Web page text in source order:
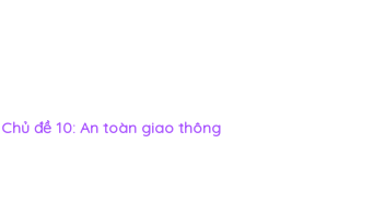
Chủ đề 10: An toàn giao thông